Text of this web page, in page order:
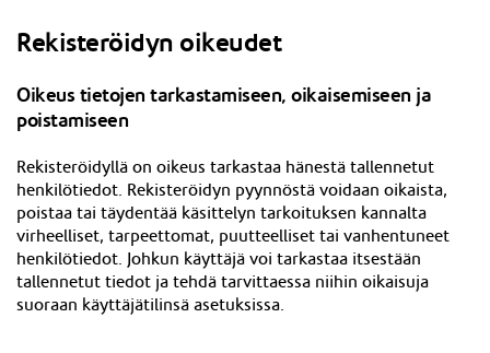
Rekisteröidyn oikeudet
Oikeus tietojen tarkastamiseen, oikaisemiseen ja
poistamiseen
Rekisteröidyllä on oikeus tarkastaa hänestä tallennetut
henkilötiedot. Rekisteröidyn pyynnöstä voidaan oikaista,
poistaa tai täydentää käsittelyn tarkoituksen kannalta
virheelliset, tarpeettomat, puutteelliset tai vanhentuneet
henkilötiedot. Johkun käyttäjä voi tarkastaa itsestään
tallennetut tiedot ja tehdä tarvittaessa niihin oikaisuja
suoraan käyttäjätilinsä asetuksissa.